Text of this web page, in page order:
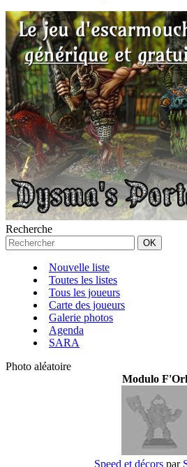
Recherche
Nouvelle liste
Toutes les listes
Tous les joueurs
Carte des joueurs
Galerie photos
Agenda
SARA
Photo aléatoire
Modulo
Speed et décors par